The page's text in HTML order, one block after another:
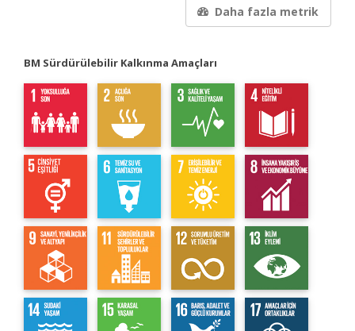
Daha fazla metrik
BM Sürdürülebilir Kalkınma Amaçları